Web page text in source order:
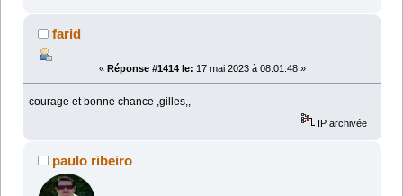
farid
« Réponse #1414 le: 17 mai 2023 à 08:01:48 »
courage et bonne chance ,gilles,,
IP archivée
paulo ribeiro